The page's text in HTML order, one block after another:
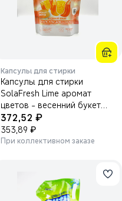
Капсулы для стирки
Капсулы для стирки
SolaFresh Lime аромат
цветов - весенний букет
30шт, мягкая упаковка
372,52 ₽
353,89 ₽
При коллективном заказе